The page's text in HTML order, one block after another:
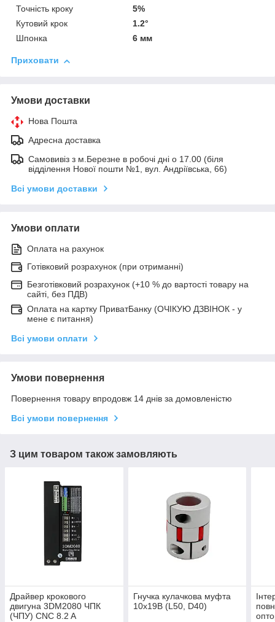
Точність кроку
5%
Кутовий крок
1.2°
Шпонка
6 мм
Приховати
Умови доставки
Нова Пошта
Адресна доставка
Самовивіз з м.Березне в робочі дні о 17.00 (біля
відділення Нової пошти №1, вул. Андріївська, 66)
Всі умови доставки
Умови оплати
Оплата на рахунок
Готівковий розрахунок (при отриманні)
Безготівковий розрахунок (+10 % до вартості товару на
сайті, без ПДВ)
Оплата на картку ПриватБанку (ОЧІКУЮ ДЗВІНОК - у
мене є питання)
Всі умови оплати
Умови повернення
Повернення товару впродовж 14 днів за домовленістю
Всі умови повернення
З цим товаром також замовляють
Драйвер крокового
двигуна 3DМ2080 ЧПК
(ЧПУ) CNC 8.2 A
Гнучка кулачкова муфта
10х19В (L50, D40)